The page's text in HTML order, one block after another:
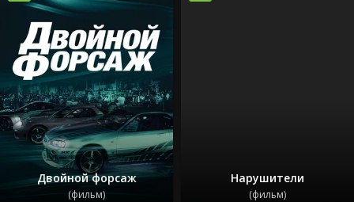
Двойной форсаж
(фильм)
Нарушители
(фильм)